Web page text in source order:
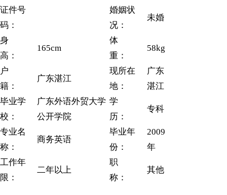
证件号
码：
婚姻状
况：
未婚
身
高：
165cm
体
重：
58kg
户
籍：
广东湛江
现所在
地：
广东
湛江
毕业学
校：
广东外语外贸大学
公开学院
学
历：
专科
专业名
称：
商务英语
毕业年
份：
2009
年
工作年
限：
二年以上
职
称：
其他